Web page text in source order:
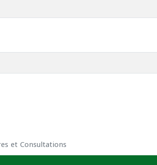
et Consultations